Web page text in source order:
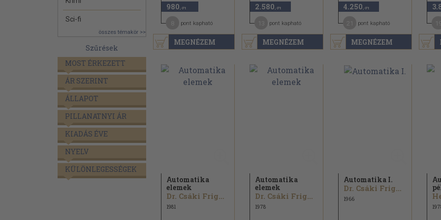
Sci-fi
összes témakör >>
Szűrések
MOST ÉRKEZETT
ÁR SZERINT
ÁLLAPOT
PILLANATNYI ÁR
KIADÁS ÉVE
NYELV
KÜLÖNLEGESSÉGEK
MEGNÉZEM
980 ,-Ft
pont kapható
MEGNÉZEM
2.580 ,-Ft
pont kapható
MEGNÉZEM
4.250 ,-Ft
pont kapható
Automatika
elemek
Dr. Csáki Frigyes...
1981
Automatika
elemek
Dr. Csáki Frigyes...
1978
Automatika I.
Dr. Csáki Frigyes...
1966